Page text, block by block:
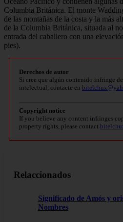
Columbia Británica. El monte
de las montañas de la costa y la más
de la Columbia Británica, situada al
entrada del caballero con una
pies).
Derechos de autor
Si cree que algún contenido infringe
intelectual, contacte en
Copyright notice
If you believe any content infringes
property rights, please contact
Relaccionados
Significado de Amós y
Nombres